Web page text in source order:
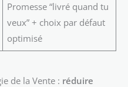
Promesse “livré quand tu
veux” + choix par défaut
optimisé
de la Vente : réduire